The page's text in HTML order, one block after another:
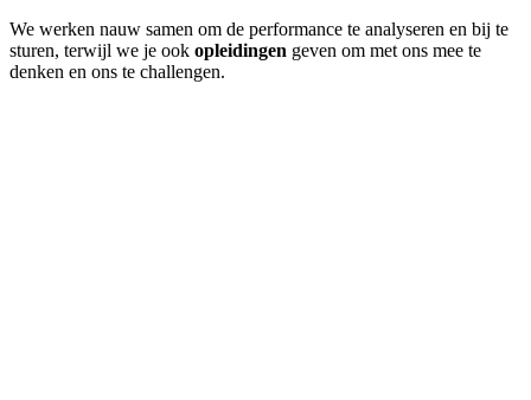
We werken nauw samen om de performance te analyseren en bij te
sturen, terwijl we je ook opleidingen geven om met ons mee te
denken en ons te challengen.